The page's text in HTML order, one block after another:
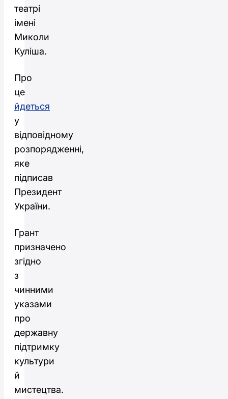
театрі
імені
Миколи
Куліша.
Про
це
йдеться
у
відповідному
розпорядженні,
яке
підписав
Президент
України.
Грант
призначено
згідно
з
чинними
указами
про
державну
підтримку
культури
й
мистецтва.